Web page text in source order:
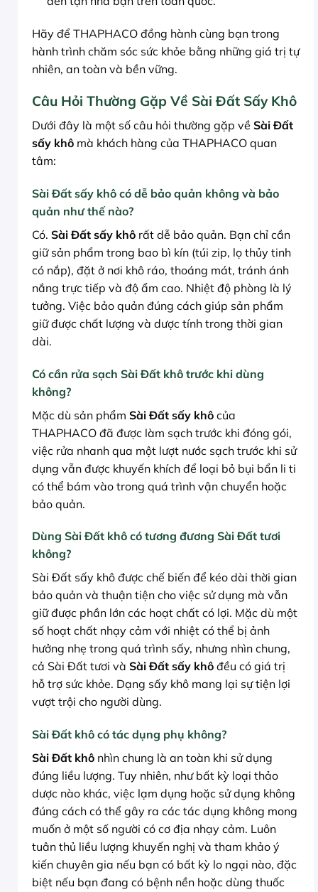
Hãy để THAPHACO đồng hành cùng bạn trong
hành trình chăm sóc sức khỏe bằng những giá trị tự
nhiên, an toàn và bền vững.
Câu Hỏi Thường Gặp Về Sài Đất Sấy Khô
Dưới đây là một số câu hỏi thường gặp về Sài Đất
sấy khô mà khách hàng của THAPHACO quan
tâm:
Sài Đất sấy khô có dễ bảo quản không và bảo
quản như thế nào?
Có. Sài Đất sấy khô rất dễ bảo quản. Bạn chỉ cần
giữ sản phẩm trong bao bì kín (túi zip, lọ thủy tinh
có nắp), đặt ở nơi khô ráo, thoáng mát, tránh ánh
nắng trực tiếp và độ ẩm cao. Nhiệt độ phòng là lý
tưởng. Việc bảo quản đúng cách giúp sản phẩm
giữ được chất lượng và dược tính trong thời gian
dài.
Có cần rửa sạch Sài Đất khô trước khi dùng
không?
Mặc dù sản phẩm Sài Đất sấy khô của
THAPHACO đã được làm sạch trước khi đóng gói,
việc rửa nhanh qua một lượt nước sạch trước khi sử
dụng vẫn được khuyến khích để loại bỏ bụi bẩn li ti
có thể bám vào trong quá trình vận chuyển hoặc
bảo quản.
Dùng Sài Đất khô có tương đương Sài Đất tươi
không?
Sài Đất sấy khô được chế biến để kéo dài thời gian
bảo quản và thuận tiện cho việc sử dụng mà vẫn
giữ được phần lớn các hoạt chất có lợi. Mặc dù một
số hoạt chất nhạy cảm với nhiệt có thể bị ảnh
hưởng nhẹ trong quá trình sấy, nhưng nhìn chung,
cả Sài Đất tươi và Sài Đất sấy khô đều có giá trị
hỗ trợ sức khỏe. Dạng sấy khô mang lại sự tiện lợi
vượt trội cho người dùng.
Sài Đất khô có tác dụng phụ không?
Sài Đất khô nhìn chung là an toàn khi sử dụng
đúng liều lượng. Tuy nhiên, như bất kỳ loại thảo
dược nào khác, việc lạm dụng hoặc sử dụng không
đúng cách có thể gây ra các tác dụng không mong
muốn ở một số người có cơ địa nhạy cảm. Luôn
tuân thủ liều lượng khuyến nghị và tham khảo ý
kiến chuyên gia nếu bạn có bất kỳ lo ngại nào, đặc
biệt nếu bạn đang có bệnh nền hoặc dùng thuốc